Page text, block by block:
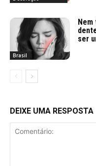
Brasil
Nem
ser
DEIXE UMA RESPOSTA